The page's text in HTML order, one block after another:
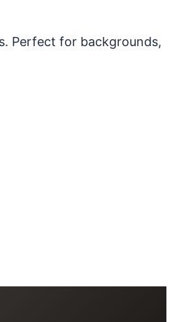
Perfect for backgrounds,